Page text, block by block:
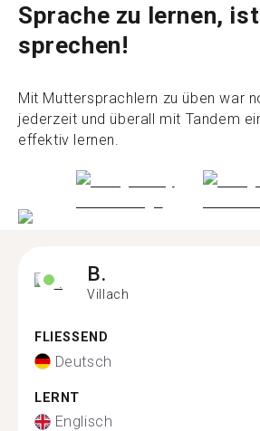
Sprache zu lernen,
sprechen!
Mit Muttersprachlern zu üben war
jederzeit und überall mit Tandem
effektiv lernen.
B.
Villach
FLIESSEND
Deutsch
LERNT
Englisch